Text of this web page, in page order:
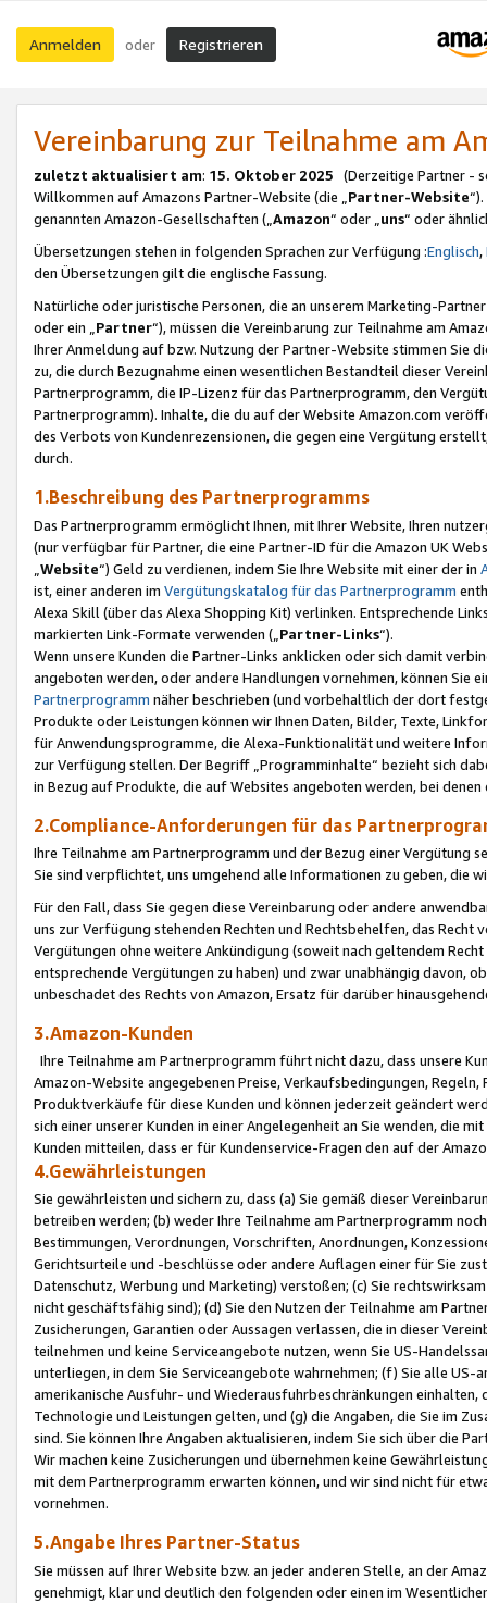
Anmelden oder Registrieren
Vereinbarung zur Teilnahme am
zuletzt aktualisiert am: 15. Oktober 2025 (Derzeitige Partner -
Willkommen auf Amazons Partner-Website (die „Partner-Website
genannten Amazon-Gesellschaften („Amazon“ oder „uns“ oder
Übersetzungen stehen in folgenden Sprachen zur Verfügung :Englisch,
den Übersetzungen gilt die englische Fassung.
Natürliche oder juristische Personen, die an unserem Marketing-
oder ein „Partner“), müssen die Vereinbarung zur Teilnahme am
Ihrer Anmeldung auf bzw. Nutzung der Partner-Website stimmen Sie
zu, die durch Bezugnahme einen wesentlichen Bestandteil dieser
Partnerprogramm, die IP-Lizenz für das Partnerprogramm, den
Partnerprogramm). Inhalte, die du auf der Website Amazon.com
des Verbots von Kundenrezensionen, die gegen eine Vergütung
durch.
1.Beschreibung des Partnerprogramms
Das Partnerprogramm ermöglicht Ihnen, mit Ihrer Website, Ihren
(nur verfügbar für Partner, die eine Partner-ID für die Amazon UK
Website“) Geld zu verdienen, indem Sie Ihre Website mit einer der in
ist, einer anderen im Vergütungskatalog für das Partnerprogramm
Alexa Skill (über das Alexa Shopping Kit) verlinken. Entsprechende
markierten Link-Formate verwenden („ Partner-Links“).
Wenn unsere Kunden die Partner-Links anklicken oder sich damit
angeboten werden, oder andere Handlungen vornehmen, können Sie
Partnerprogramm näher beschrieben (und vorbehaltlich der dort
Produkte oder Leistungen können wir Ihnen Daten, Bilder, Texte,
für Anwendungsprogramme, die Alexa-Funktionalität und weitere
zur Verfügung stellen. Der Begriff „Programminhalte“ bezieht sich
in Bezug auf Produkte, die auf Websites angeboten werden, bei
2.Compliance-Anforderungen für das
Ihre Teilnahme am Partnerprogramm und der Bezug einer Vergütung
Sie sind verpflichtet, uns umgehend alle Informationen zu geben, die
Für den Fall, dass Sie gegen diese Vereinbarung oder andere
uns zur Verfügung stehenden Rechten und Rechtsbehelfen, das
Vergütungen ohne weitere Ankündigung (soweit nach geltendem
entsprechende Vergütungen zu haben) und zwar unabhängig davon,
unbeschadet des Rechts von Amazon, Ersatz für darüber
3.Amazon-Kunden
Ihre Teilnahme am Partnerprogramm führt nicht dazu, dass unsere
Amazon-Website angegebenen Preise, Verkaufsbedingungen,
Produktverkäufe für diese Kunden und können jederzeit geändert
sich einer unserer Kunden in einer Angelegenheit an Sie wenden, die
Kunden mitteilen, dass er für Kundenservice-Fragen den auf der
4.Gewährleistungen
Sie gewährleisten und sichern zu, dass (a) Sie gemäß dieser
betreiben werden; (b) weder Ihre Teilnahme am Partnerprogramm
Bestimmungen, Verordnungen, Vorschriften, Anordnungen,
Gerichtsurteile und -beschlüsse oder andere Auflagen einer für Sie
Datenschutz, Werbung und Marketing) verstoßen; (c) Sie
nicht geschäftsfähig sind); (d) Sie den Nutzen der Teilnahme am
Zusicherungen, Garantien oder Aussagen verlassen, die in dieser
teilnehmen und keine Serviceangebote nutzen, wenn Sie US-
unterliegen, in dem Sie Serviceangebote wahrnehmen; (f) Sie alle
amerikanische Ausfuhr- und Wiederausfuhrbeschränkungen
Technologie und Leistungen gelten, und (g) die Angaben, die Sie im
sind. Sie können Ihre Angaben aktualisieren, indem Sie sich über die
Wir machen keine Zusicherungen und übernehmen keine
mit dem Partnerprogramm erwarten können, und wir sind nicht für
vornehmen.
5.Angabe Ihres Partner-Status
Sie müssen auf Ihrer Website bzw. an jeder anderen Stelle, an der
genehmigt, klar und deutlich den folgenden oder einen im